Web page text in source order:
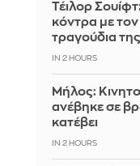
Τέιλορ
κόντρα με
τραγούδια της
IN 2 HOURS
Μήλος:
ανέβηκε σε
κατέβει
IN 2 HOURS